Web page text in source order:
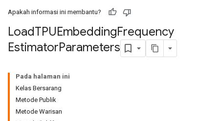
Apakah informasi ini membantu?
LoadTPUEmbeddingFrequency
EstimatorParameters
Pada halaman ini
Kelas Bersarang
Metode Publik
Metode Warisan